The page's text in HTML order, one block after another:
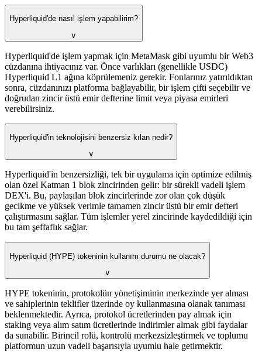
Hyperliquid'de nasıl işlem yapabilirim?
∨
Hyperliquid'de işlem yapmak için MetaMask gibi uyumlu bir Web3
cüzdanına ihtiyacınız var. Önce varlıkları (genellikle USDC)
Hyperliquid L1 ağına köprülemeniz gerekir. Fonlarınız yatırıldıktan
sonra, cüzdanınızı platforma bağlayabilir, bir işlem çifti seçebilir ve
doğrudan zincir üstü emir defterine limit veya piyasa emirleri
verebilirsiniz.
Hyperliquid'in teknolojisini benzersiz kılan nedir?
∨
Hyperliquid'in benzersizliği, tek bir uygulama için optimize edilmiş
olan özel Katman 1 blok zincirinden gelir: bir sürekli vadeli işlem
DEX'i. Bu, paylaşılan blok zincirlerinde zor olan çok düşük
gecikme ve yüksek verimle tamamen zincir üstü bir emir defteri
çalıştırmasını sağlar. Tüm işlemler yerel zincirinde kaydedildiği için
bu tam şeffaflık sağlar.
Hyperliquid (HYPE) tokeninin kullanım durumu ne olacak?
∨
HYPE tokeninin, protokolün yönetişiminin merkezinde yer alması
ve sahiplerinin teklifler üzerinde oy kullanmasına olanak tanıması
beklenmektedir. Ayrıca, protokol ücretlerinden pay almak için
staking veya alım satım ücretlerinde indirimler almak gibi faydalar
da sunabilir. Birincil rolü, kontrolü merkezsizleştirmek ve toplumu
platformun uzun vadeli başarısıyla uyumlu hale getirmektir.